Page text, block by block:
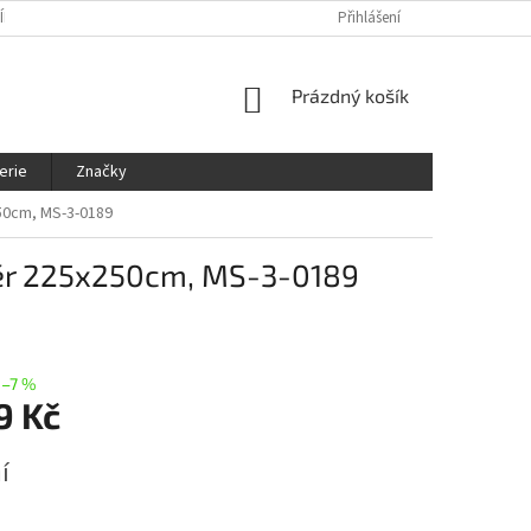
KDE NÁS NAJDETE
Přihlášení
NÁKUPNÍ
Prázdný košík
Značky
MS-3-0189
225x250cm, MS-3-0189
–7 %
Kč